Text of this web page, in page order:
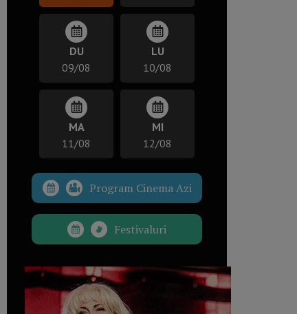
DU
09/08
LU
10/08
MA
11/08
MI
12/08
Program Cinema Azi
Festivaluri